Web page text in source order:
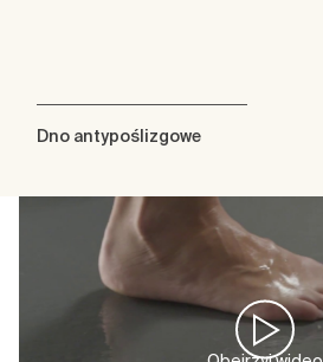
Dno antypoślizgowe